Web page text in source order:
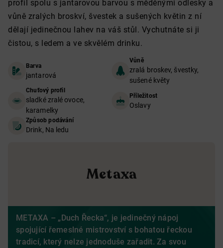
profil spolu s jantarovou barvou s měděnými odlesky a
vůně zralých broskví, švestek a sušených květin z ní
dělají jedinečnou lahev na váš stůl. Vychutnáte si ji
čistou, s ledem a ve skvělém drinku.
Barva
jantarová
Vůně
zralá broskev, švestky,
sušené květy
Chuťový profil
sladké zralé ovoce,
karamelky
Příležitost
Oslavy
Způsob podávání
Drink, Na ledu
Metaxa
METAXA – „Duch Řecka“, je jedinečný nápoj
spojující řemeslné mistrovství s bohatou řeckou
tradicí, který nelze jednoduše zařadit. Za svou